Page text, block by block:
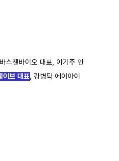
스젠바이오 대표, 이기주 인
이브 대표, 강병탁 에이아이